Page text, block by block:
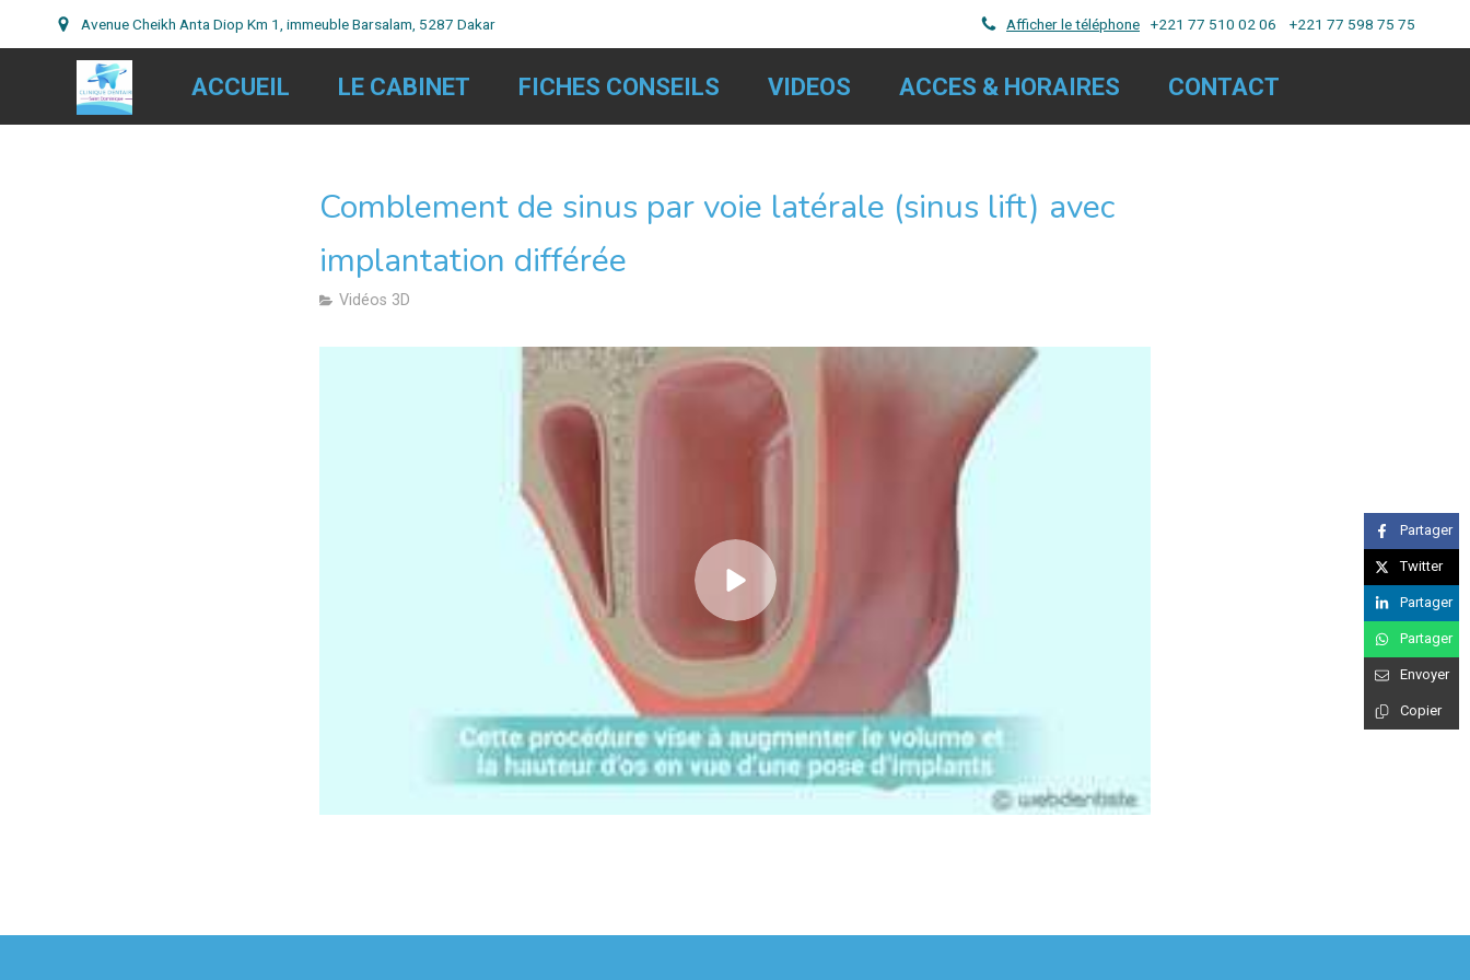
Avenue Cheikh Anta Diop Km 1, immeuble Barsalam, 5287 Dakar +221 77 510 02 06 +221 77 598 75 75
Afficher le téléphone
ACCUEIL LE CABINET FICHES CONSEILS VIDEOS ACCES & HORAIRES CONTACT
Comblement de sinus par voie latérale (sinus lift) avec
implantation différée
Vidéos 3D
Partager
Twitter
Partager
Partager
Envoyer
Copier